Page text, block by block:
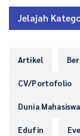
Jelajah
Artikel
CV/Portofolio
Dunia Mahasiswa
Edufin